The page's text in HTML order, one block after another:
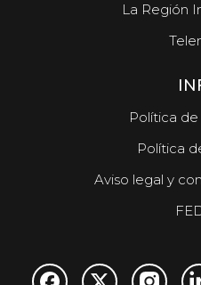
La Región
Política
Política
Aviso legal y